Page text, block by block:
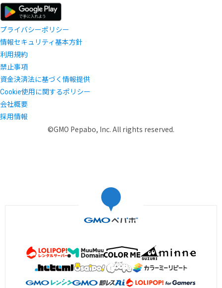
プライバシーポリシー
情報セキュリティ基本方針
利用規約
禁止事項
資金決済法に基づく情報提供
Cookie使用に関するポリシー
会社概要
採用情報
©GMO Pepabo, Inc. All rights reserved.